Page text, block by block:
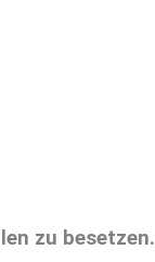
zu besetzen.